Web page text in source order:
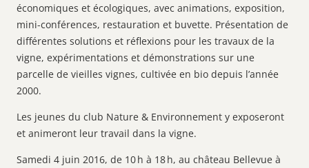
économiques et écologiques, avec animations, exposition,
mini-conférences, restauration et buvette. Présentation de
différentes solutions et réflexions pour les travaux de la
vigne, expérimentations et démonstrations sur une
parcelle de vieilles vignes, cultivée en bio depuis l’année
2000.
Les jeunes du club Nature & Environnement y exposeront
et animeront leur travail dans la vigne.
Samedi 4 juin 2016, de 10 h à 18 h, au château Bellevue à